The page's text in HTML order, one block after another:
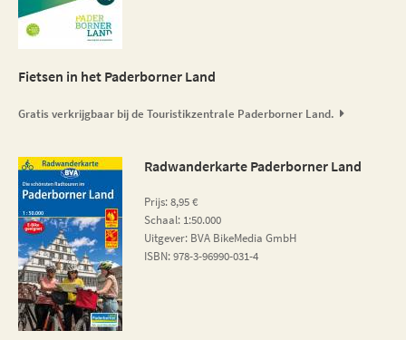
Fietsen in het Paderborner Land
Gratis verkrijgbaar bij de Touristikzentrale Paderborner Land.
Radwanderkarte Paderborner Land
Prijs: 8,95 €
Schaal: 1:50.000
Uitgever: BVA BikeMedia GmbH
ISBN: 978-3-96990-031-4